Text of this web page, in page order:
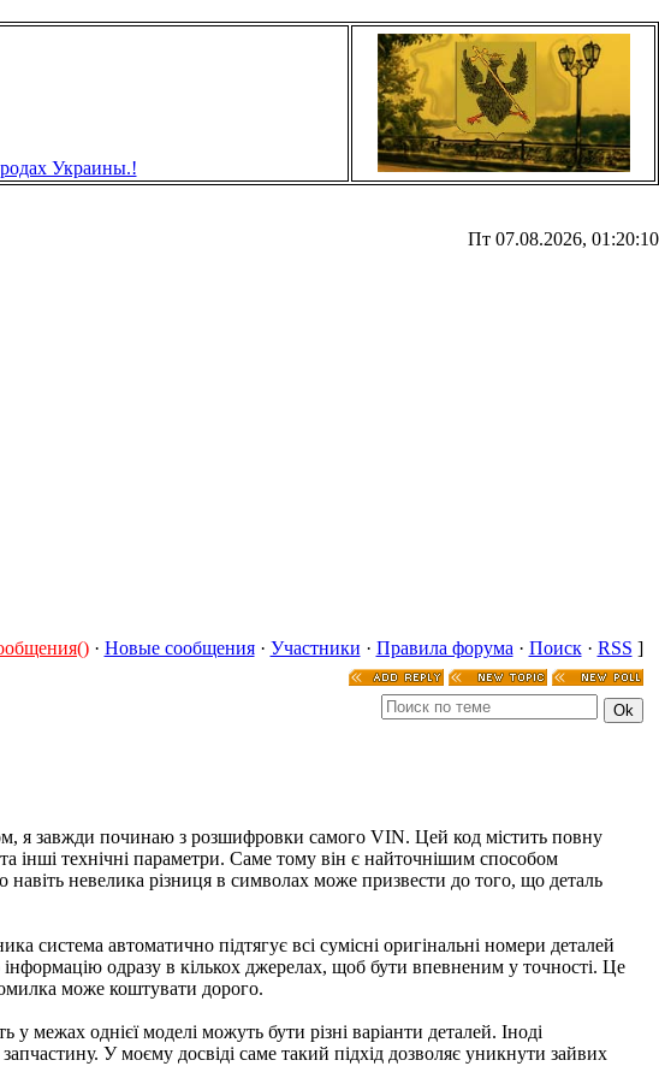
Пт 07.08.2026, 01:20:10
· Новые сообщения· Участники · Правила форума · Поиск· RSS ]
я завжди починаю з розшифровки самого VIN. Цей код містить повну
інші технічні параметри. Саме тому він є найточнішим способом
невелика різниця в символах може призвести до того, що деталь
система автоматично підтягує всі сумісні оригінальні номери деталей
одразу в кількох джерелах, щоб бути впевненим у точності. Це
може коштувати дорого.
межах однієї моделі можуть бути різні варіанти деталей. Іноді
У моєму досвіді саме такий підхід дозволяє уникнути зайвих